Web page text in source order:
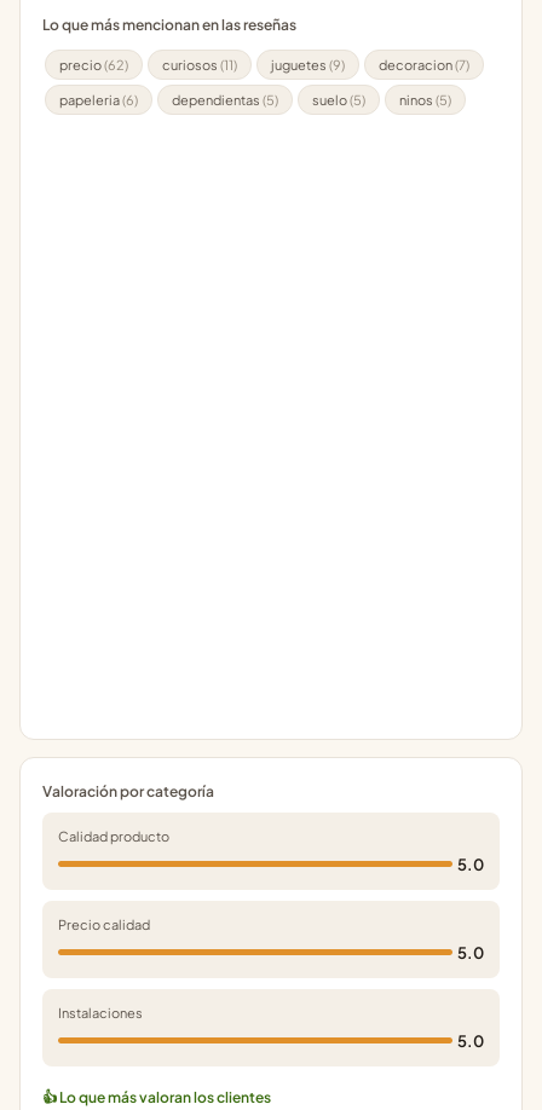
Lo que más mencionan en las reseñas
precio(62) curiosos (11) juguetes (9) decoracion(7)
papeleria(6) dependientas (5) suelo(5) ninos (5)
Valoración por categoría
Calidad producto
5.0
Precio calidad
5.0
Instalaciones
5.0
👍 Lo que más valoran los clientes